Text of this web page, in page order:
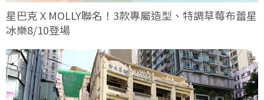
星巴克 X MOLLY聯名！3款專屬造型、特調草莓布蕾星
冰樂8/10登場